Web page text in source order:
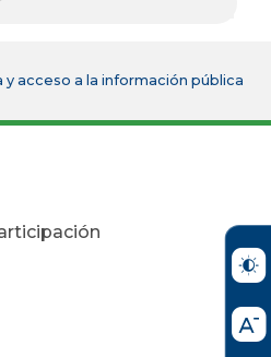
y acceso a la información pública